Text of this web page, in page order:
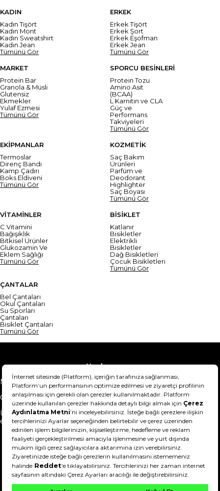
KADIN
Kadın Tişört
Kadın Mont
Kadın Sweatshirt
Kadın Jean
Tümünü Gör
ERKEK
Erkek Tişört
Erkek Şort
Erkek Eşofman
Erkek Jean
Tümünü Gör
MARKET
Protein Bar
Granola & Müsli
Glutensiz
Ekmekler
Yulaf Ezmesi
Tümünü Gör
SPORCU BESİNLERİ
Protein Tozu
Amino Asit
(BCAA)
L Karnitin ve CLA
Güç ve
Performans
Takviyeleri
Tümünü Gör
EKİPMANLAR
Termoslar
Direnç Bandı
Kamp Çadırı
Boks Eldiveni
Tümünü Gör
KOZMETİK
Saç Bakım
Ürünleri
Parfüm ve
Deodorant
Highlighter
Saç Boyası
Tümünü Gör
VİTAMİNLER
C Vitamini
Bağışıklık
Bitkisel Ürünler
Glukozamin Ve
Eklem Sağlığı
Tümünü Gör
BİSİKLET
Katlanır
Bisikletler
Elektrikli
Bisikletler
Dağ Bisikletleri
Çocuk Bisikletleri
Tümünü Gör
ÇANTALAR
Bel Çantaları
Okul Çantaları
Su Sporları
Çantaları
Bisiklet Çantaları
Tümünü Gör
Yardım
Mesafeli Satış Sözleşmesi
Teslimat Bilgisi
Gizlilik Sözleşmesi
Şartlar & Koşullar
Ürünümü nasıl iade
edebilirim?
Hakkımızda
DeFactoFIT ©️ 2022-2026. Tüm hakları saklıdır.